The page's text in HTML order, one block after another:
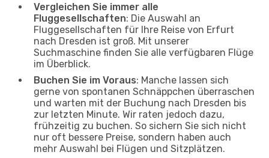
Vergleichen Sie immer alle
Fluggesellschaften: Die Auswahl an
Fluggesellschaften für Ihre Reise von Erfurt
nach Dresden ist groß. Mit unserer
Suchmaschine finden Sie alle verfügbaren Flüge
im Überblick.
Buchen Sie im Voraus: Manche lassen sich
gerne von spontanen Schnäppchen überraschen
und warten mit der Buchung nach Dresden bis
zur letzten Minute. Wir raten jedoch dazu,
frühzeitig zu buchen. So sichern Sie sich nicht
nur oft bessere Preise, sondern haben auch
mehr Auswahl bei Flügen und Sitzplätzen.